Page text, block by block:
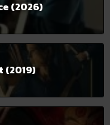
(2026)
(2019)